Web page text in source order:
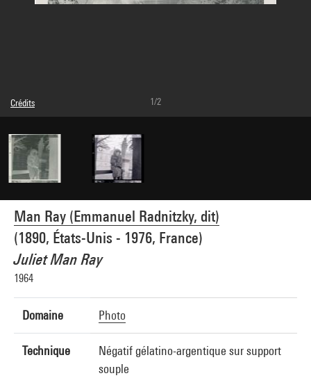
Man Ray (Emmanuel Radnitzky, dit)
(1890, États-Unis - 1976, France)
Juliet Man Ray
1964
Domaine Photo
Technique
Négatif gélatino-argentique sur support
souple
Crédits
© Man Ray Trust / Adagp, Paris
1/2